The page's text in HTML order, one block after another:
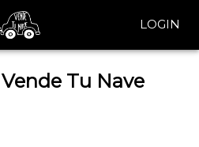
LOGIN
Tu Nave